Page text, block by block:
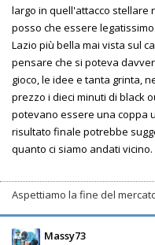
largo in quell'attacco stellare
posso che essere
Lazio più bella mai vista sul
pensare che si poteva
gioco, le idee e tanta grinta,
prezzo i dieci minuti di black
potevano essere una coppa
risultato finale potrebbe
quanto ci siamo andati vicino.
Aspettiamo la fine del
Massy73